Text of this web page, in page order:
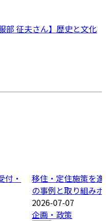
部 征夫さん】歴史と文化
付・
移住・定住施策を
の事例と取り組み
2026-07-07
企画・政策